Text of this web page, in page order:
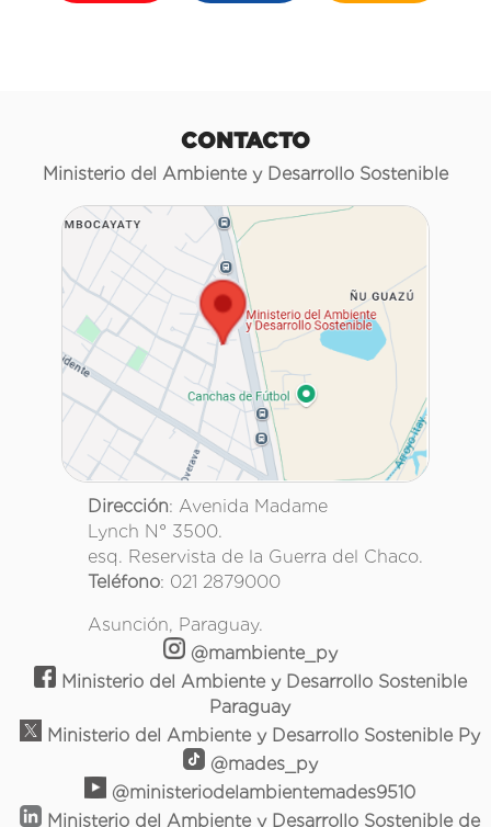
CONTACTO
Ministerio del Ambiente y Desarrollo Sostenible
Dirección: Avenida Madame
Lynch N° 3500.
esq. Reservista de la Guerra del Chaco.
Teléfono: 021 2879000
Asunción, Paraguay.
@mambiente_py
Ministerio del Ambiente y Desarrollo Sostenible
Paraguay
Ministerio del Ambiente y Desarrollo Sostenible Py
@mades_py
@ministeriodelambientemades9510
Ministerio del Ambiente y Desarrollo Sostenible de